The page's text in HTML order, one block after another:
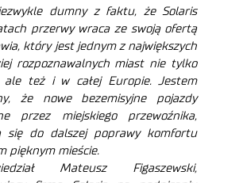
dumny z faktu, że Solaris
przerwy wraca ze swoją ofertą
który jest jednym z największych
rozpoznawalnych miast nie tylko
ale też i w całej Europie. Jestem
że nowe bezemisyjne pojazdy
przez miejskiego przewoźnika,
się do dalszej poprawy komfortu
pięknym mieście.
Mateusz Figaszewski,